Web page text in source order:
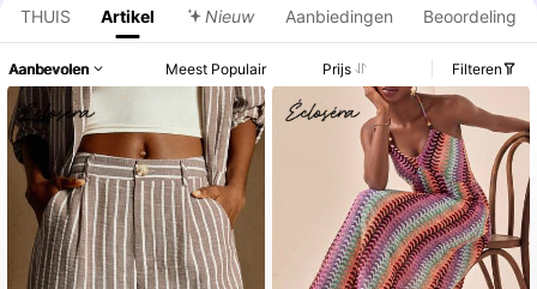
THUIS Artikel Nieuw Aanbiedingen Beoordeling
Aanbevolen Meest Populair Prijs Filteren